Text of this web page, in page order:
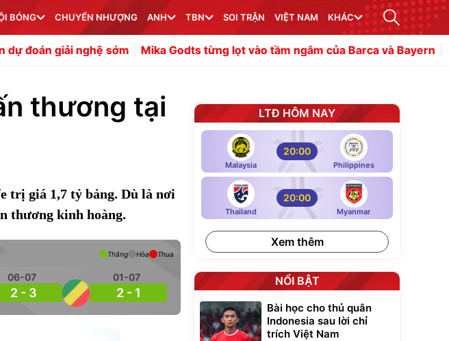
BÓNG CHUYỂN NHƯỢNG ANH TBN SOI TRẬN VIỆT NAM KHÁC
nghệ sớm Mika Godts từng lọt vào tầm ngắm của Barca và Bayern Có một
thương tại
trị giá 1,7 tỷ bảng. Dù là nơi
thương kinh hoàng.
06-07
2 - 3
01-07
2 - 1
Thắng Hòa Thua
LTĐ HÔM NAY
Malaysia
20:00
Philippines
Thailand
20:00
Myanmar
Xem thêm
NỔI BẬT
Bài học cho thủ quân
Indonesia sau lời chỉ
trích Việt Nam